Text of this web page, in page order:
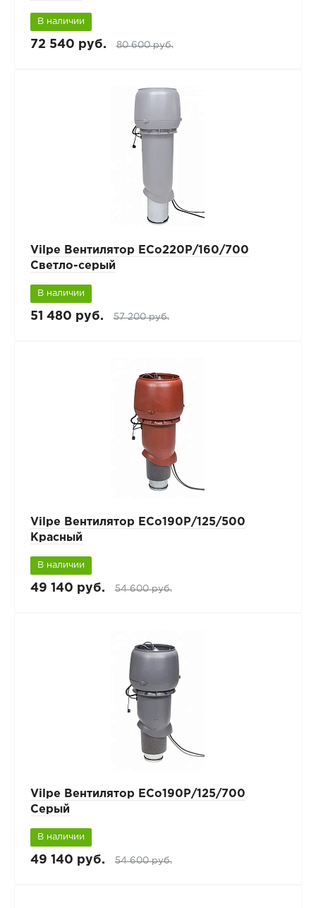
В наличии
72 540 руб. 80 600 руб.
Vilpe Вентилятор ECo220Р/160/700
Светло-серый
В наличии
51 480 руб. 57 200 руб.
Vilpe Вентилятор ECo190Р/125/500
Красный
В наличии
49 140 руб. 54 600 руб.
Vilpe Вентилятор ECo190Р/125/700
Серый
В наличии
49 140 руб. 54 600 руб.